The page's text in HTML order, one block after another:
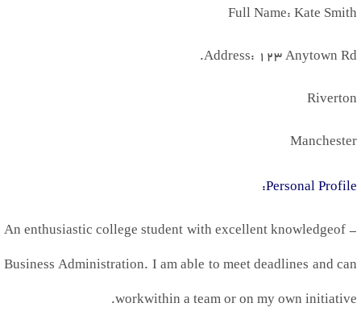
Full Name: Kate Smith
Address: 123 Anytown Rd
.
Riverton
Manchester
Personal Profile
:
-
An enthusiastic college student with excellent knowledgeof
Business Administration. I am able to meet deadlines and can
workwithin a team or on my own initiative
.